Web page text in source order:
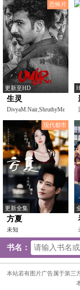
恐怖片
更新至HD
生灵
DivyaM.Nair,ShruthyMenon,
苏迪普,赛亚米·
现代都市
更新全集
方夏
未知
书名：
本站若有图片广告属于第三